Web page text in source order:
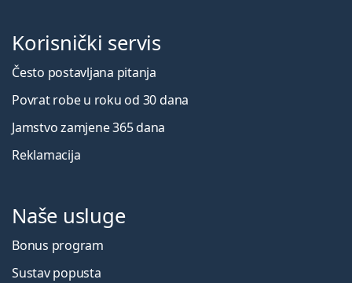
Korisnički servis
Često postavljana pitanja
Povrat robe u roku od 30 dana
Jamstvo zamjene 365 dana
Reklamacija
Naše usluge
Bonus program
Sustav popusta